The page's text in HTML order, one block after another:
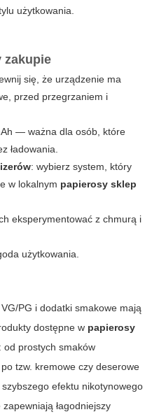
użytkowania.
zakupie
się, że urządzenie ma
przed przegrzaniem i
— ważna dla osób, które
ładowania.
: wybierz system, który
w lokalnym papierosy sklep
eksperymentować z chmurą i
użytkowania.
PG i dodatki smakowe mają
dostępne w papierosy
od prostych smaków
tzw. kremowe czy deserowe
efektu nikotynowego
zapewniają łagodniejszy